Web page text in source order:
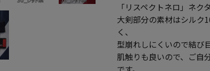
「リスペクトネロ」ネク
大剣部分の素材はシルク
く、
型崩れしにくいので結び
肌触りも良いので、ご自